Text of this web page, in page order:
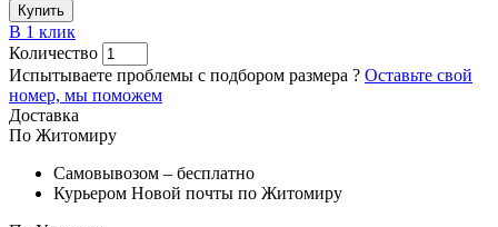
Купить
В 1 клик
Количество
Испытываете проблемы с подбором размера ? Оставьте свой
номер, мы поможем
Доставка
По Житомиру
Самовывозом – бесплатно
Курьером Новой почты по Житомиру